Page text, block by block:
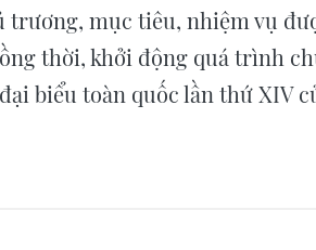
mục tiêu, nhiệm vụ
thời, khởi động quá trình
biểu toàn quốc lần thứ XIV